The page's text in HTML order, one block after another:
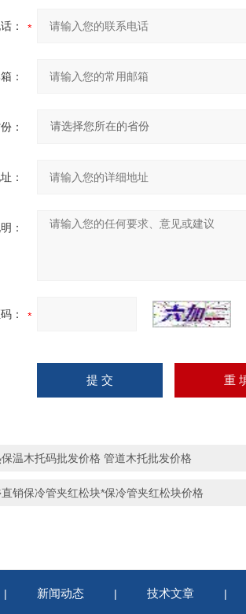
：
：
：
：
：
：
保温木托码批发价格 管道木托批发价格
销保冷管夹红松块*保冷管夹红松块价格
| 新闻动态 | 技术文章 |